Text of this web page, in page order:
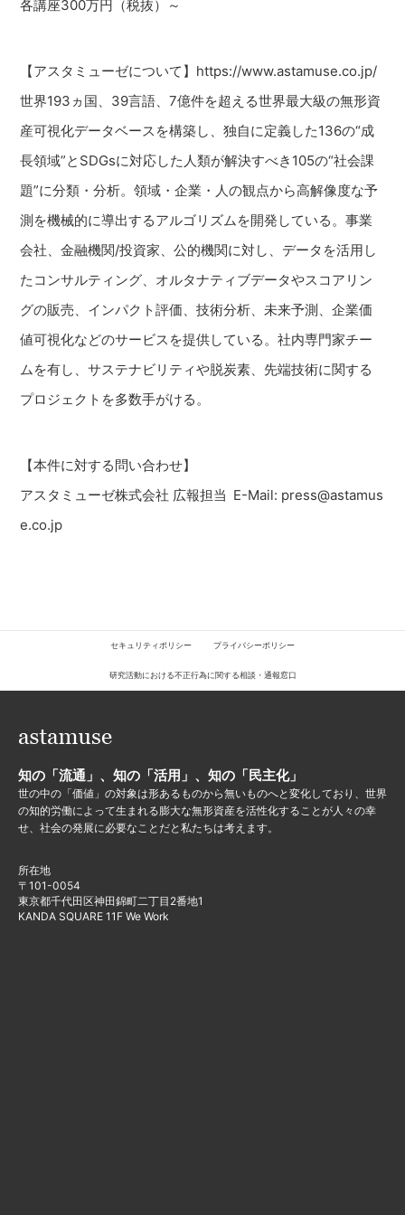
各講座300万円（税抜）～
【アスタミューゼについて】https://www.astamuse.co.jp/
世界193ヵ国、39言語、7億件を超える世界最大級の無形資
産可視化データベースを構築し、独自に定義した136の“成
長領域”とSDGsに対応した人類が解決すべき105の“社会課
題”に分類・分析。領域・企業・人の観点から高解像度な予
測を機械的に導出するアルゴリズムを開発している。事業
会社、金融機関/投資家、公的機関に対し、データを活用し
たコンサルティング、オルタナティブデータやスコアリン
グの販売、インパクト評価、技術分析、未来予測、企業価
値可視化などのサービスを提供している。社内専門家チー
ムを有し、サステナビリティや脱炭素、先端技術に関する
プロジェクトを多数手がける。
【本件に対する問い合わせ】
アスタミューゼ株式会社 広報担当 E-Mail: press@astamus
e.co.jp
セキュリティポリシー プライバシーポリシー
研究活動における不正行為に関する相談・通報窓口
知の「流通」、知の「活用」、知の「民主化」
世の中の「価値」の対象は形あるものから無いものへと変化しており、世界
の知的労働によって生まれる膨大な無形資産を活性化することが人々の幸
せ、社会の発展に必要なことだと私たちは考えます。
所在地
〒101-0054
東京都千代田区神田錦町二丁目2番地1
KANDA SQUARE 11F We Work